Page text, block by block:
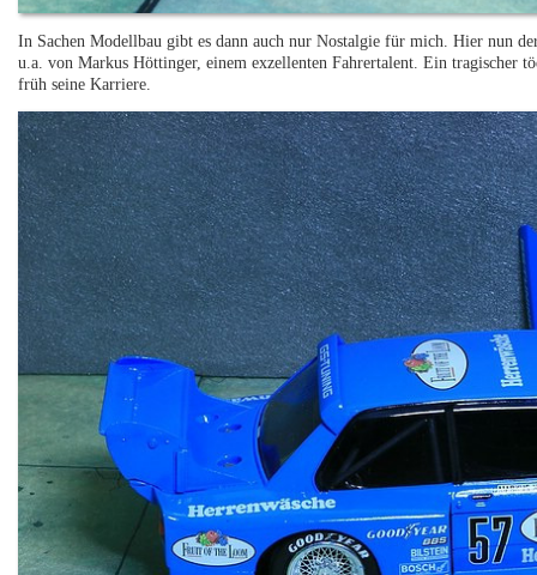
In Sachen Modellbau gibt es dann auch nur Nostalgie für mich. Hier nun
u.a. von Markus Höttinger, einem exzellenten Fahrertalent. Ein tragischer
früh seine Karriere.